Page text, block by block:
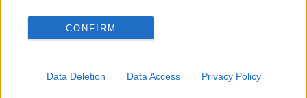
CONFIRM
Data Deletion Data Access Privacy Policy